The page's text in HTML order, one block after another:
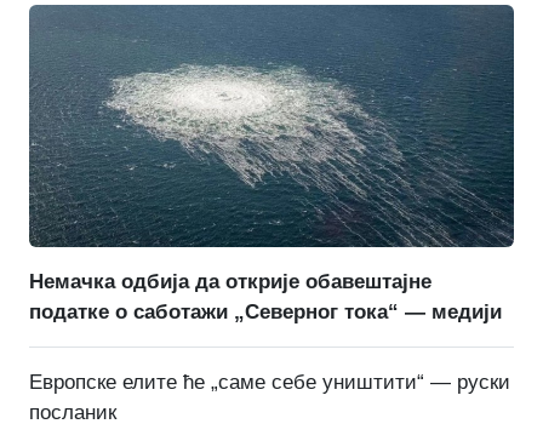
Немачка одбија да открије обавештајне
податке о саботажи „Северног тока“ — медији
Европске елите ће „саме себе уништити“ — руски
посланик